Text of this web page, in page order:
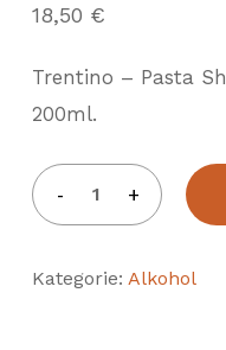
18,50 €
Trentino – Pasta
200ml.
Kategorie: Alkohol